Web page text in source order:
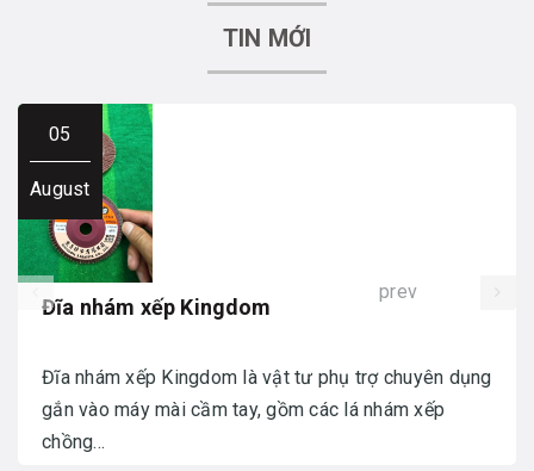
TIN MỚI
05
August
Đĩa nhám xếp Kingdom
Đĩa nhám xếp Kingdom là vật tư phụ trợ chuyên dụng
gắn vào máy mài cầm tay, gồm các lá nhám xếp
chồng...
prev